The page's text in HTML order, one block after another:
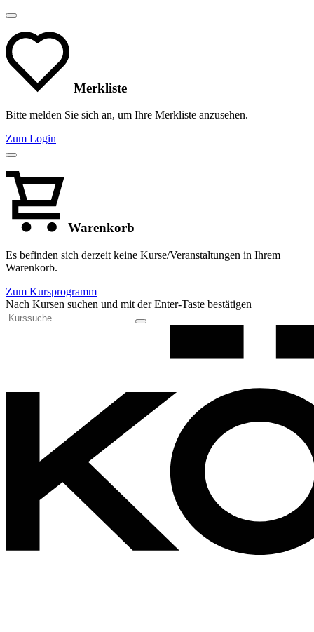
Merkliste
Bitte melden Sie sich an, um Ihre Merkliste anzusehen.
Zum Login
Warenkorb
Es befinden sich derzeit keine Kurse/Veranstaltungen in Ihrem
Warenkorb.
Zum Kursprogramm
Nach Kursen suchen und mit der Enter-Taste bestätigen